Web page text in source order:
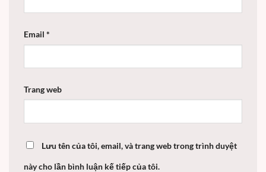
Email *
Trang web
Lưu tên của tôi, email, và trang web trong trình duyệt
này cho lần bình luận kế tiếp của tôi.